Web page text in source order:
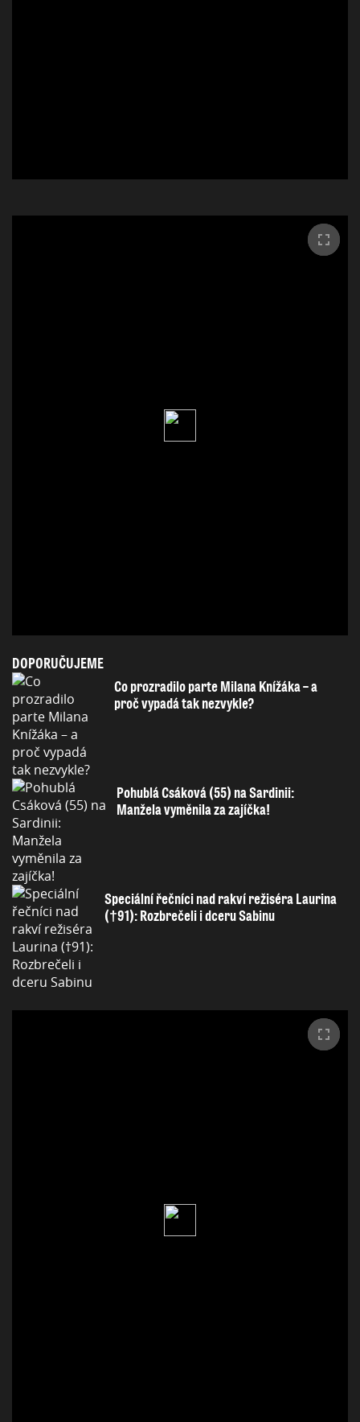
DOPORUČUJEME
Co prozradilo parte Milana Knížáka – a
proč vypadá tak nezvykle?
Pohublá Csáková (55) na Sardinii:
Manžela vyměnila za zajíčka!
Speciální řečníci nad rakví režiséra Laurina
(†91): Rozbrečeli i dceru Sabinu